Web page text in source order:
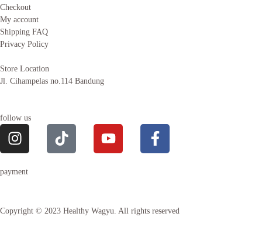
Checkout
My account
Shipping FAQ
Privacy Policy
Store Location
Jl. Cihampelas no.114 Bandung
follow us
payment
Copyright © 2023 Healthy Wagyu. All rights reserved